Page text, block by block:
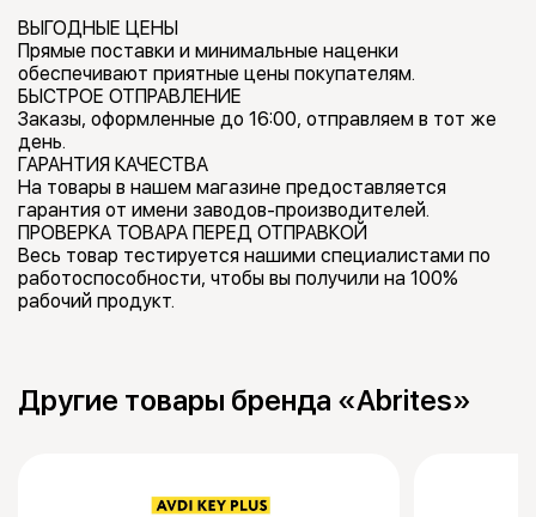
ВЫГОДНЫЕ ЦЕНЫ
Прямые поставки и минимальные наценки
обеспечивают приятные цены покупателям.
БЫСТРОЕ ОТПРАВЛЕНИЕ
Заказы, оформленные до 16:00, отправляем в тот же
день.
ГАРАНТИЯ КАЧЕСТВА
На товары в нашем магазине предоставляется
гарантия от имени заводов-производителей.
ПРОВЕРКА ТОВАРА ПЕРЕД ОТПРАВКОЙ
Весь товар тестируется нашими специалистами по
работоспособности, чтобы вы получили на 100%
рабочий продукт.
Другие товары бренда «Abrites»